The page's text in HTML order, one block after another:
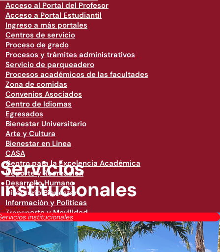
Acceso al Portal del Profesor
Acceso a Portal Estudiantil
Ingreso a más portales
Centros de servicio
Proceso de grado
Procesos y trámites administrativos
Servicio de parqueadero
Procesos académicos de las facultades
Zona de comidas
Convenios Asociados
Centro de Idiomas
Egresados
Bienestar Universitario
Arte y Cultura
Bienestar en Linea
CASA
Centro para la Excelencia Académica
Deporte y Recreación
Desarrollo Humano
Directorio Bienestar
Información y Políticas
Transporte y Movilidad
institucionales
Servicios
institucionales
Servicios